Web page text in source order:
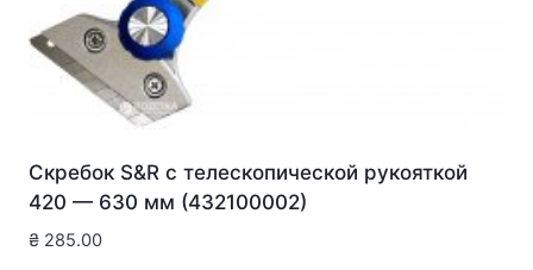
Скребок S&R с телескопической рукояткой
420 — 630 мм (432100002)
₴ 285.00